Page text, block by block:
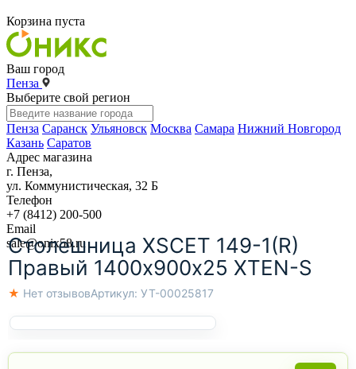
Корзина пуста
Ваш город
Пенза
Выберите свой регион
Пенза Саранск Ульяновск Москва Самара Нижний Новгород
Казань Саратов
Адрес магазина
г. Пенза,
ул. Коммунистическая, 32 Б
Телефон
+7 (8412) 200-500
Email
sale@onix58.ru
Столешница XSCET 149-1(R)
Правый 1400х900х25 XTEN-S
★ Нет отзывовАртикул: УТ-00025817